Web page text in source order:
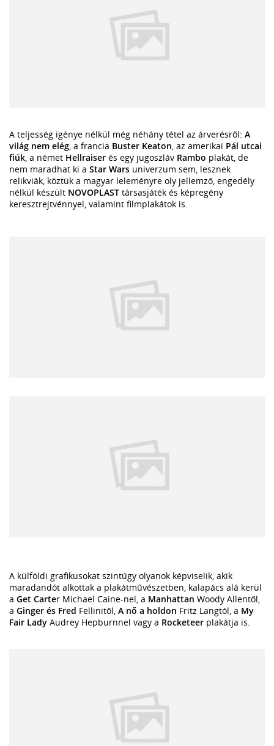
A teljesség igénye nélkül még néhány tétel az árverésről: A
világ nem elég, a francia Buster Keaton, az amerikai Pál utcai
fiúk, a német Hellraiser és egy jugoszláv Rambo plakát, de
nem maradhat ki a Star Wars univerzum sem, lesznek
relikviák, köztük a magyar leleményre oly jellemző, engedély
nélkül készült NOVOPLAST társasjáték és képregény
keresztrejtvénnyel, valamint filmplakátok is.
A külföldi grafikusokat szintúgy olyanok képviselik, akik
maradandót alkottak a plakátművészetben, kalapács alá kerül
a Get Carter Michael Caine-nel, a Manhattan Woody Allentől,
a Ginger és Fred Fellinitől, A nő a holdon Fritz Langtól, a My
Fair Lady Audrey Hepburnnel vagy a Rocketeer plakátja is.